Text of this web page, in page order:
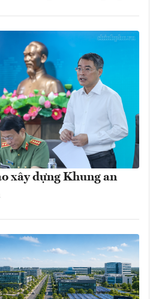
xây dựng Khung an